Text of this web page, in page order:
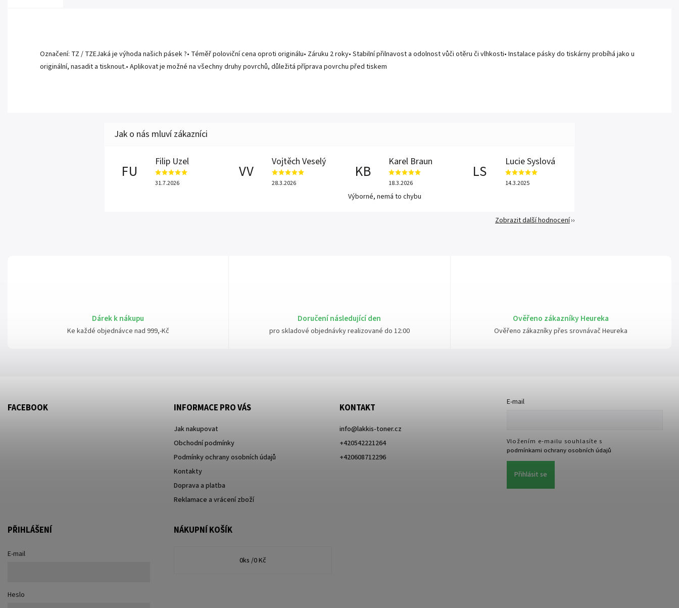
Dárek k nákupu
Ke každé objednávce nad 999,-Kč
Doručení následující den
pro skladové objednávky realizované do 12:00
Ověřeno zákazníky Heureka
Ověřeno zákazníky přes srovnávač Heureka
Označení: TZ / TZEJaká je výhoda našich pásek ?• Téměř poloviční cena oproti originálu• Záruku 2 roky• Stabilní přilnavost a odolnost vůči otěru či vlhkosti• Instalace pásky do tiskárny probíhá jako u
originální, nasadit a tisknout.• Aplikovat je možné na všechny druhy povrchů, důležitá příprava povrchu před tiskem
FU
Filip Uzel
31.7.2026
VV
Vojtěch Veselý
28.3.2026
KB
Karel Braun
18.3.2026
Výborné, nemá to chybu
LS
Lucie Syslová
14.3.2025
Zobrazit další hodnocení
FACEBOOK INFORMACE PRO VÁS
Jak nakupovat
Obchodní podmínky
Podmínky ochrany osobních údajů
Kontakty
Doprava a platba
Reklamace a vrácení zboží
KONTAKT
info@lakkis-toner.cz
+420542221264
+420608712296
E-mail
Vložením e-mailu souhlasíte s
podmínkami ochrany osobních údajů
Přihlásit se
PŘIHLÁŠENÍ
E-mail
Heslo
NÁKUPNÍ KOŠÍK
0ks /0 Kč